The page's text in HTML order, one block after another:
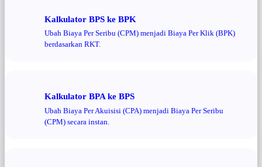
Kalkulator BPS ke BPK
Ubah Biaya Per Seribu (CPM) menjadi Biaya Per Klik (BPK)
berdasarkan RKT.
Kalkulator BPA ke BPS
Ubah Biaya Per Akuisisi (CPA) menjadi Biaya Per Seribu
(CPM) secara instan.